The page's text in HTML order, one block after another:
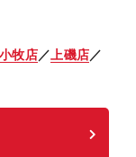
牧店／ 上磯店／